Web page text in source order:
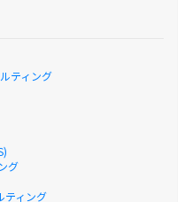
ティング
グ
ティング